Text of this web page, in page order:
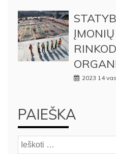
2023 14
PAIEŠKA
Ieškoti: